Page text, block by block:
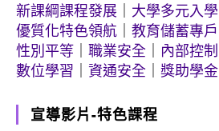
新課綱課程發展
大學多元入學
優質化特色領航
教育儲蓄專戶
性別平等
職業安全
內部控制
數位學習
資通安全 獎助學金
宣導影片-特色課程